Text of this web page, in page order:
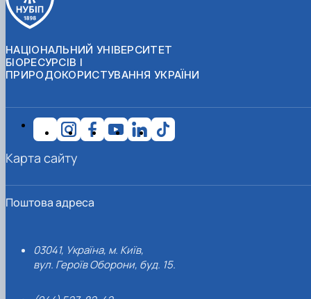
НАЦІОНАЛЬНИЙ УНІВЕРСИТЕТ
БІОРЕСУРСІВ І
ПРИРОДОКОРИСТУВАННЯ УКРАЇНИ
Поштова адреса
03041, Україна, м. Київ,
вул. Героїв Оборони, буд. 15.
Карта сайту